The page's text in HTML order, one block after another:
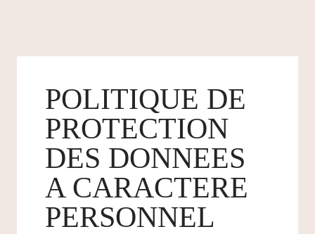
POLITIQUE DE
PROTECTION
DES DONNEES
A CARACTERE
PERSONNEL